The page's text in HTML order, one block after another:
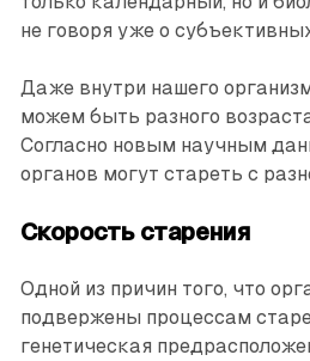
не говоря уже о
Даже внутри нашего
можем быть разного
Согласно новым научным
органов могут стареть с
Скорость старения
Одной из причин того, что
подвержены процессам
генетическая